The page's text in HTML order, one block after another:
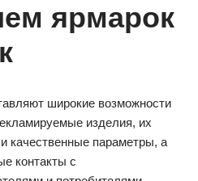
ярмарок
широкие возможности
изделия, их
качественные параметры, а
контакты с